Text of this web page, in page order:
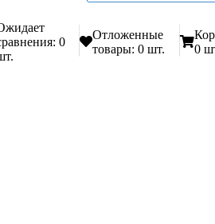
0
Отложенные
товары: 0 шт.
0